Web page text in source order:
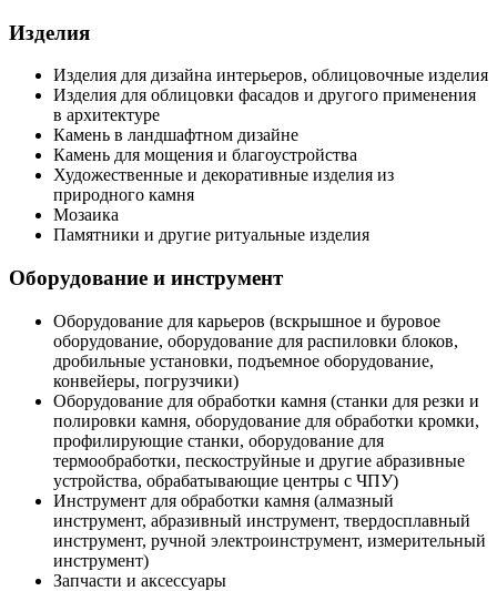
Изделия
Изделия для дизайна интерьеров, облицовочные изделия
Изделия для облицовки фасадов и другого применения
в архитектуре
Камень в ландшафтном дизайне
Камень для мощения и благоустройства
Художественные и декоративные изделия из
природного камня
Мозаика
Памятники и другие ритуальные изделия
Оборудование и инструмент
Оборудование для карьеров (вскрышное и буровое
оборудование, оборудование для распиловки блоков,
дробильные установки, подъемное оборудование,
конвейеры, погрузчики)
Оборудование для обработки камня (станки для резки и
полировки камня, оборудование для обработки кромки,
профилирующие станки, оборудование для
термообработки, пескоструйные и другие абразивные
устройства, обрабатывающие центры с ЧПУ)
Инструмент для обработки камня (алмазный
инструмент, абразивный инструмент, твердосплавный
инструмент, ручной электроинструмент, измерительный
инструмент)
Запчасти и аксессуары